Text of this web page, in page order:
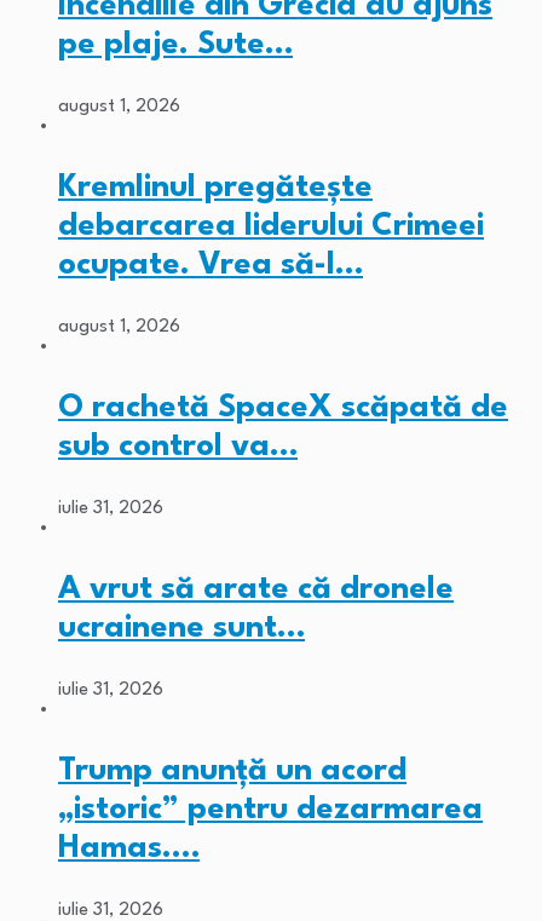
pe plaje. Sute…
august 1, 2026
Kremlinul pregătește
debarcarea liderului Crimeei
ocupate. Vrea să-l…
august 1, 2026
O rachetă SpaceX scăpată de
sub control va…
iulie 31, 2026
A vrut să arate că dronele
ucrainene sunt…
iulie 31, 2026
Trump anunță un acord
„istoric” pentru dezarmarea
Hamas.…
iulie 31, 2026